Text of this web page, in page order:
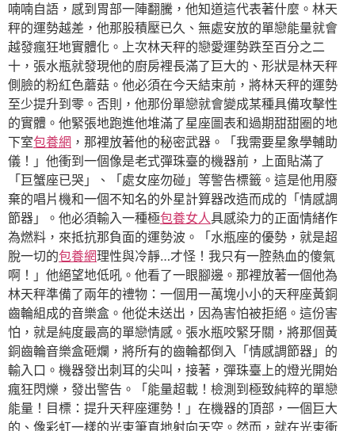
喃喃自語，感到胃部一陣翻騰，他知道這代表著什麼。林天
秤的運勢越差，他那股積壓已久、無處安放的單戀能量就會
越發瘋狂地實體化。上次林天秤的戀愛運勢跌至百分之二
十，張水瓶就發現他的廚房裡長滿了巨大的、形狀是林天秤
側臉的粉紅色蘑菇。他必須在今天結束前，將林天秤的運勢
至少提升到零。否則，他那份單戀就會變成某種具備攻擊性
的實體。他緊張地跑進他堆滿了星座圖表和過期甜甜圈的地
下室包養網 ，那裡放著他的秘密武器。「我需要星象學輔助
儀！」他衝到一個像是老式彈珠臺的機器前，上面貼滿了
「巨蟹座已哭」、「處女座勿碰」等警告標籤。這是他用廢
棄的唱片機和一個不知名的外星計算器改造而成的「情感調
節器」。他必須輸入一種極包養女人具感染力的正面情緒作
為燃料，來抵抗那負面的運勢波。「水瓶座的優勢，就是超
脫一切的包養網理性與冷靜…才怪！我只有一腔熱血的傻氣
啊！」他絕望地低吼。他看了一眼腳邊。那裡放著一個他為
林天秤準備了兩年的禮物：一個用一萬塊小小的天秤座黃銅
齒輪組成的音樂盒。他從未送出，因為害怕被拒絕。這份害
怕，就是純度最高的單戀情感。張水瓶咬緊牙關，將那個黃
銅齒輪音樂盒砸爛，將所有的齒輪都倒入「情感調節器」的
輸入口。機器發出刺耳的尖叫，接著，彈珠臺上的燈光開始
瘋狂閃爍，發出警告。「能量超載！檢測到極致純粹的單戀
能量！目標：提升天秤座運勢！」在機器的頂部，一個巨大
的、像彩虹一樣的光束筆直地射向天空。然而，就在光束衝